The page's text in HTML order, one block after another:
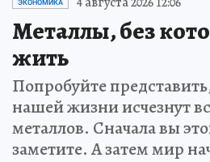
ЭКОНОМИКА
Металлы, без
жить
Попробуйте
нашей жизни исчезнут
металлов. Сначала вы
заметите. А затем мир